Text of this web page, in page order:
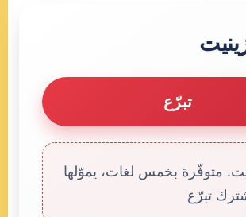
تبرّع
متوفّرة بخمس لغات، يموّلها
تبرّع